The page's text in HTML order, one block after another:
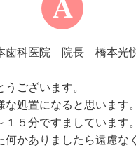
歯科医院 院長 橋本光悦
ございます。
処置になると思います。
５分ですましています。
かありましたら遠慮な